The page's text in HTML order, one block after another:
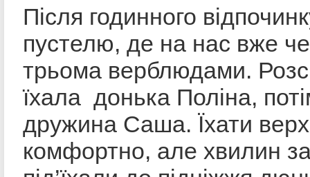
Після годинного
пустелю, де на нас вже
трьома верблюдами.
їхала донька Поліна,
дружина Саша. Їхати
комфортно, але хвилин